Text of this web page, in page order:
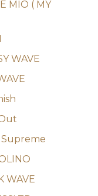
MIO ( MY
WAVE
WAVE